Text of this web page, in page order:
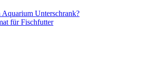
Aquarium Unterschrank?
für Fischfutter